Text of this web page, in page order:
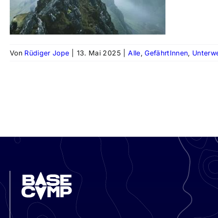
Von Rüdiger Jope 13. Mai 2025 Alle,GefährtInnen,